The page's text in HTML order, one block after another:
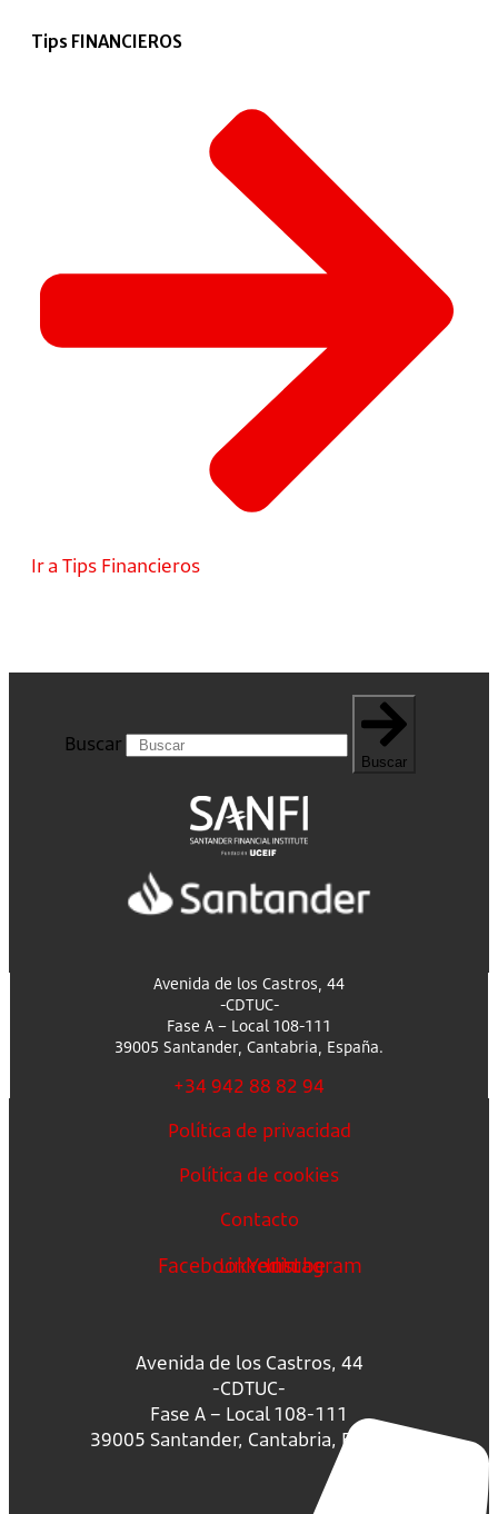
Tips FINANCIEROS
Ir a Tips Financieros
Buscar
Buscar
Avenida de los Castros, 44
-CDTUC-
Fase A – Local 108-111
39005 Santander, Cantabria, España.
+34 942 88 82 94
Política de privacidad
Política de cookies
Contacto
FacebookLinkedin
Youtube
Instagram
Avenida de los Castros, 44
-CDTUC-
Fase A – Local 108-111
39005 Santander, Cantabria, España.